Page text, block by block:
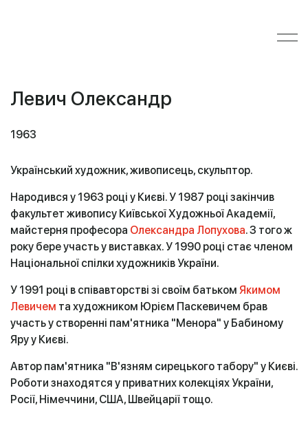
Левич Олександр
1963
Український художник, живописець, скульптор.
Народився у 1963 році у Києві. У 1987 році закінчив
факультет живопису Київської Художньої Академії,
майстерня професора Олександра Лопухова. З того ж
року бере участь у виставках. У 1990 році стає членом
Національної спілки художників України.
У 1991 році в співавторстві зі своїм батьком Якимом
Левичем та художником Юрієм Паскевичем брав
участь у створенні пам'ятника "Менора" у Бабиному
Яру у Києві.
Автор пам'ятника "В'язням сирецького табору" у Києві.
Роботи знаходятся у приватних колекціях України,
Росії, Німеччини, США, Швейцарії тощо.